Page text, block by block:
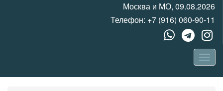
Москва и МО, 09.08.2026
Телефон: +7 (916) 060-90-11